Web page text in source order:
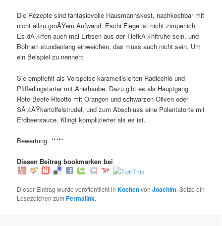
Die Rezepte sind fantasievolle Hausmannskost, nachkochbar mit
nicht allzu groÃŸem Aufwand. Eschi Fiege ist nicht zimperlich.
Es dÃ¼rfen auch mal Erbsen aus der TiefkÃ¼hltruhe sein, und
Bohnen stundenlang einweichen, das muss auch nicht sein. Um
ein Beispiel zu nennen:
Sie empfiehlt als Vorspeise karamellisierten Radicchio und
Pfifferlingstartar mit Anishaube. Dazu gibt es als Hauptgang
Rote-Beete-Risotto mit Orangen und schwarzen Oliven oder
SÃ¼ÃŸkartoffelstrudel, und zum Abschluss eine Polentatorte mit
Erdbeersauce. Klingt komplizierter als es ist.
Bewertung: *****
Diesen Beitrag bookmarken bei
Dieser Eintrag wurde veröffentlicht inKochenvonJoachim. Setze ein
Lesezeichen zum Permalink.